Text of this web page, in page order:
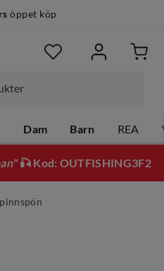
öppet köp
Dam Barn REA
🎣 Kod: OUTFISHING3F2